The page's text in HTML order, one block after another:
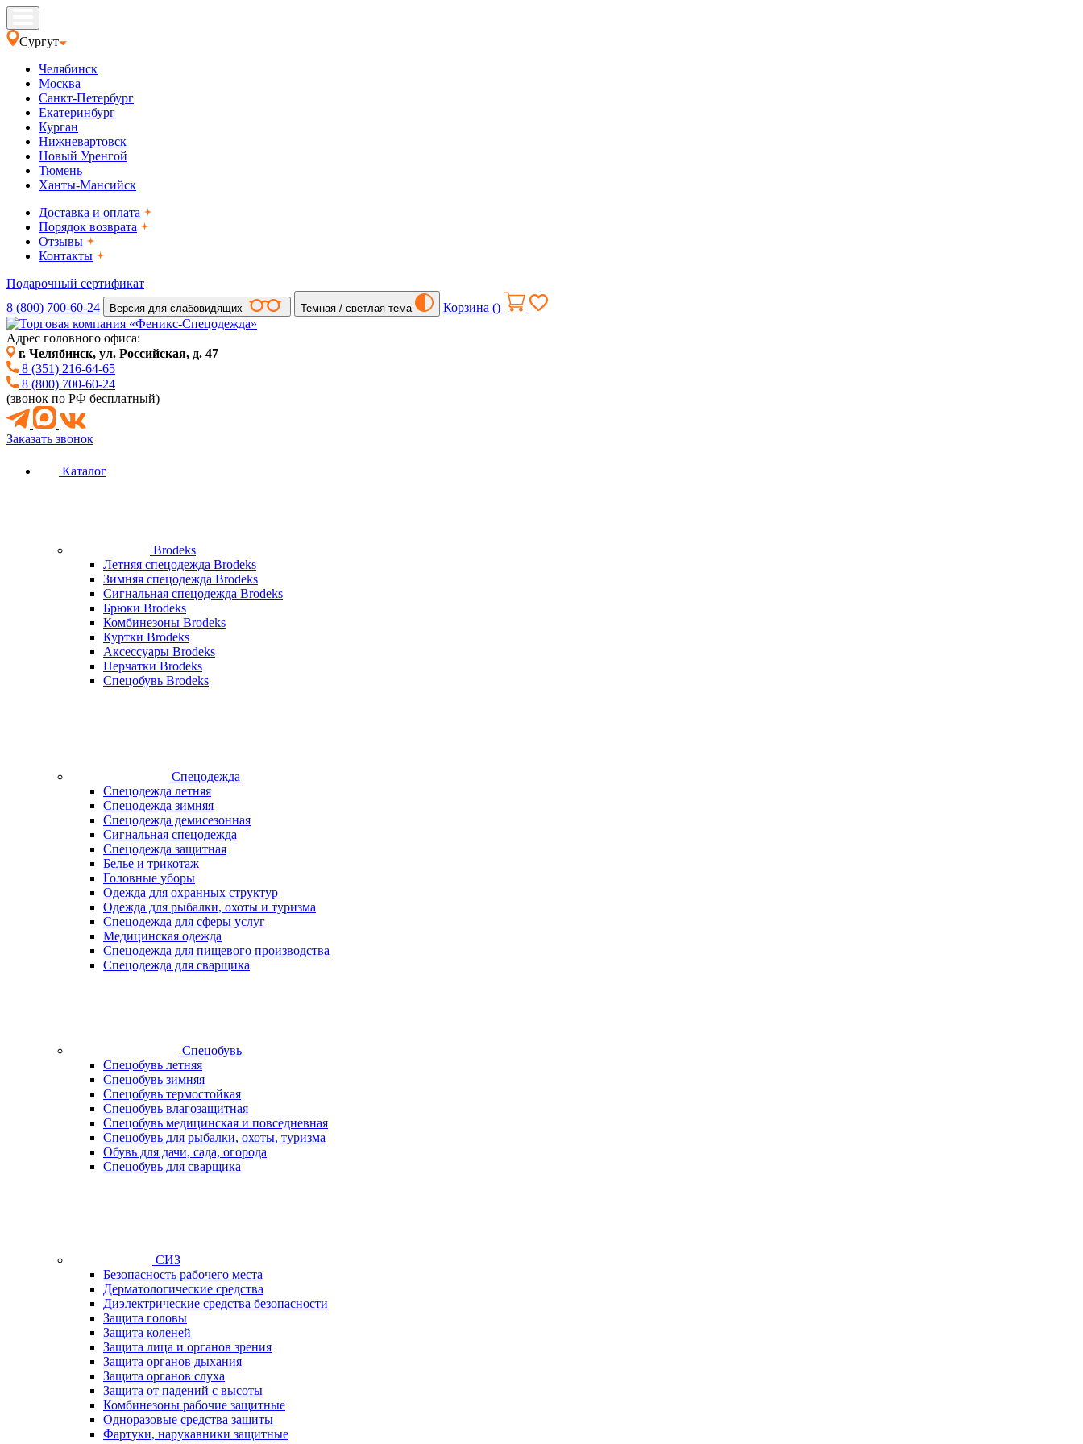
Сургут
Челябинск
Москва
Санкт-Петербург
Екатеринбург
Курган
Нижневартовск
Новый Уренгой
Тюмень
Ханты-Мансийск
Доставка и оплата
Порядок возврата
Отзывы
Контакты
Подарочный сертификат
8 (800) 700-60-24
Версия для слабовидящих Темная / светлая тема Корзина ()
Адрес головного офиса:
г. Челябинск, ул. Российская, д. 47
8 (351) 216-64-65
8 (800) 700-60-24
(звонок по РФ бесплатный)
Заказать звонок
Каталог
Brodeks
Летняя спецодежда Brodeks
Зимняя спецодежда Brodeks
Сигнальная спецодежда Brodeks
Брюки Brodeks
Комбинезоны Brodeks
Куртки Brodeks
Аксессуары Brodeks
Перчатки Brodeks
Спецобувь Brodeks
Спецодежда
Спецодежда летняя
Спецодежда зимняя
Спецодежда демисезонная
Сигнальная спецодежда
Спецодежда защитная
Белье и трикотаж
Головные уборы
Одежда для охранных структур
Одежда для рыбалки, охоты и туризма
Спецодежда для сферы услуг
Медицинская одежда
Спецодежда для пищевого производства
Спецодежда для сварщика
Спецобувь
Спецобувь летняя
Спецобувь зимняя
Спецобувь термостойкая
Спецобувь влагозащитная
Спецобувь медицинская и повседневная
Спецобувь для рыбалки, охоты, туризма
Обувь для дачи, сада, огорода
Спецобувь для сварщика
СИЗ
Безопасность рабочего места
Дерматологические средства
Диэлектрические средства безопасности
Защита головы
Защита коленей
Защита лица и органов зрения
Защита органов дыхания
Защита органов слуха
Защита от падений с высоты
Комбинезоны рабочие защитные
Одноразовые средства защиты
Фартуки, нарукавники защитные